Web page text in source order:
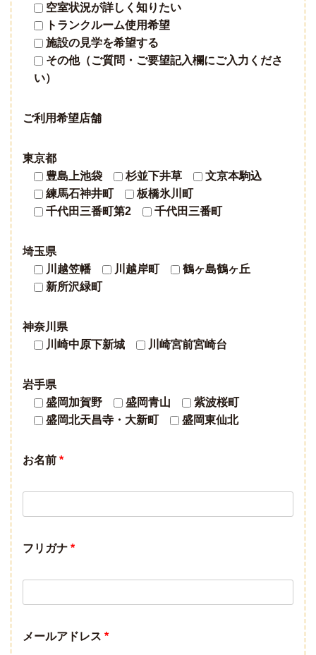
空室状況が詳しく知りたい
トランクルーム使用希望
施設の見学を希望する
その他（ご質問・ご要望記入欄にご入力くださ
い）
ご利用希望店舗
東京都
豊島上池袋
杉並下井草
文京本駒込
練馬石神井町
板橋氷川町
千代田三番町第2
千代田三番町
埼玉県
川越笠幡
川越岸町
鶴ヶ島鶴ヶ丘
新所沢緑町
神奈川県
川崎中原下新城
川崎宮前宮崎台
岩手県
盛岡加賀野
盛岡青山
紫波桜町
盛岡北天昌寺・大新町
盛岡東仙北
お名前 *
フリガナ *
メールアドレス *